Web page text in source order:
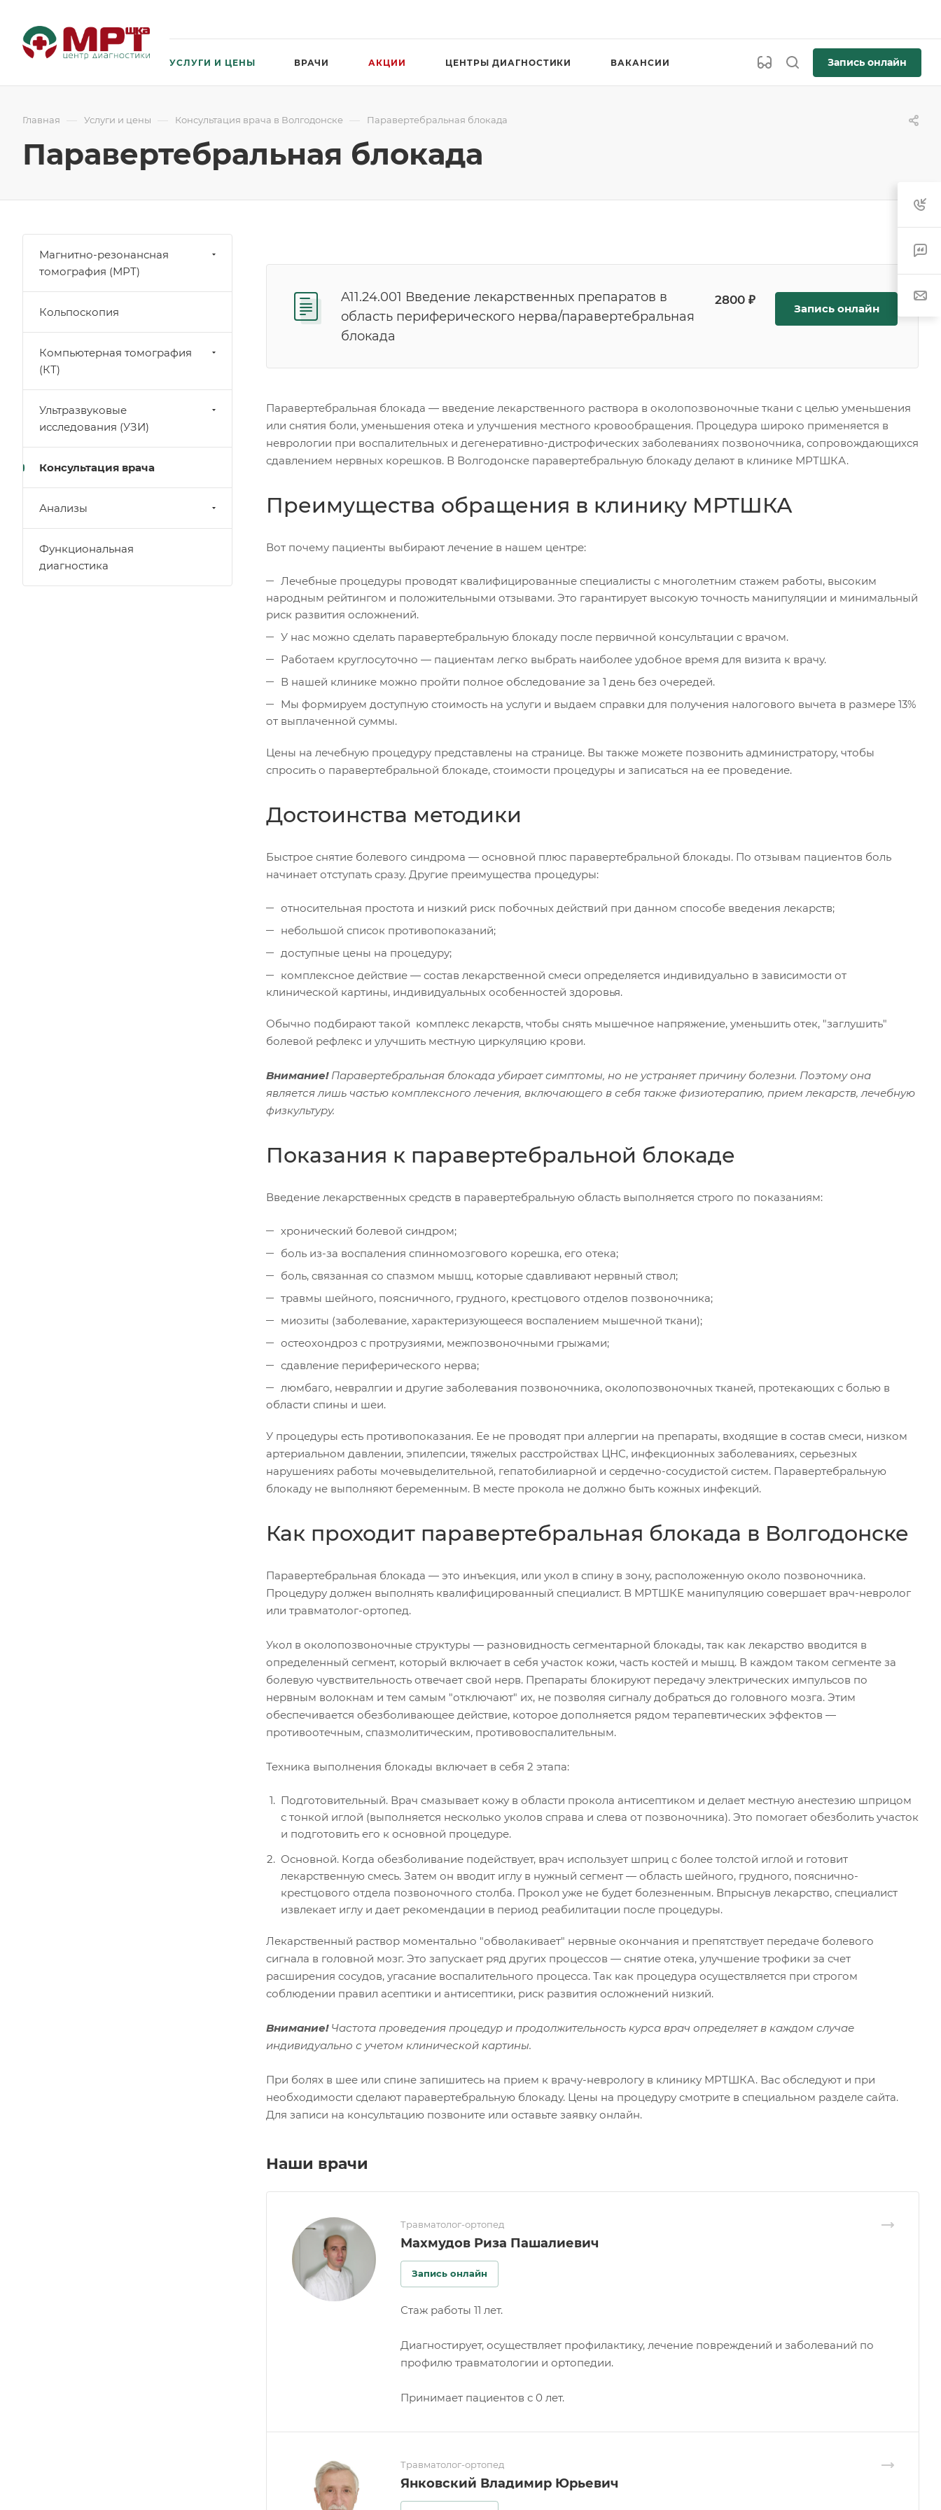
УСЛУГИ И ЦЕНЫ ВРАЧИ АКЦИИ ЦЕНТРЫ ДИАГНОСТИКИ ВАКАНСИИ Запись онлайн
Главная — Услуги и цены — Консультация врача в Волгодонске — Паравертебральная блокада
Паравертебральная блокада
A11.24.001 Введение лекарственных препаратов в
область периферического нерва/паравертебральная
блокада
2800 ₽
Запись онлайн
Паравертебральная блокада — введение лекарственного раствора в околопозвоночные ткани с целью уменьшения
или снятия боли, уменьшения отека и улучшения местного кровообращения. Процедура широко применяется в
неврологии при воспалительных и дегенеративно-дистрофических заболеваниях позвоночника, сопровождающихся
сдавлением нервных корешков. В Волгодонске паравертебральную блокаду делают в клинике МРТШКА.
Преимущества обращения в клинику МРТШКА
Вот почему пациенты выбирают лечение в нашем центре:
Лечебные процедуры проводят квалифицированные специалисты с многолетним стажем работы, высоким
народным рейтингом и положительными отзывами. Это гарантирует высокую точность манипуляции и минимальный
риск развития осложнений.
У нас можно сделать паравертебральную блокаду после первичной консультации с врачом.
Работаем круглосуточно — пациентам легко выбрать наиболее удобное время для визита к врачу.
В нашей клинике можно пройти полное обследование за 1 день без очередей.
Мы формируем доступную стоимость на услуги и выдаем справки для получения налогового вычета в размере 13%
от выплаченной суммы.
Цены на лечебную процедуру представлены на странице. Вы также можете позвонить администратору, чтобы
спросить о паравертебральной блокаде, стоимости процедуры и записаться на ее проведение.
Достоинства методики
Быстрое снятие болевого синдрома — основной плюс паравертебральной блокады. По отзывам пациентов боль
начинает отступать сразу. Другие преимущества процедуры:
относительная простота и низкий риск побочных действий при данном способе введения лекарств;
небольшой список противопоказаний;
доступные цены на процедуру;
комплексное действие — состав лекарственной смеси определяется индивидуально в зависимости от
клинической картины, индивидуальных особенностей здоровья.
Обычно подбирают такой комплекс лекарств, чтобы снять мышечное напряжение, уменьшить отек, "заглушить"
болевой рефлекс и улучшить местную циркуляцию крови.
Внимание!Паравертебральная блокада убирает симптомы, но не устраняет причину болезни. Поэтому она
является лишь частью комплексного лечения, включающего в себя также физиотерапию, прием лекарств, лечебную
физкультуру.
Показания к паравертебральной блокаде
Введение лекарственных средств в паравертебральную область выполняется строго по показаниям:
хронический болевой синдром;
боль из-за воспаления спинномозгового корешка, его отека;
боль, связанная со спазмом мышц, которые сдавливают нервный ствол;
травмы шейного, поясничного, грудного, крестцового отделов позвоночника;
миозиты (заболевание, характеризующееся воспалением мышечной ткани);
остеохондроз с протрузиями, межпозвоночными грыжами;
сдавление периферического нерва;
люмбаго, невралгии и другие заболевания позвоночника, околопозвоночных тканей, протекающих с болью в
области спины и шеи.
У процедуры есть противопоказания. Ее не проводят при аллергии на препараты, входящие в состав смеси, низком
артериальном давлении, эпилепсии, тяжелых расстройствах ЦНС, инфекционных заболеваниях, серьезных
нарушениях работы мочевыделительной, гепатобилиарной и сердечно-сосудистой систем. Паравертебральную
блокаду не выполняют беременным. В месте прокола не должно быть кожных инфекций.
Как проходит паравертебральная блокада в Волгодонске
Паравертебральная блокада — это инъекция, или укол в спину в зону, расположенную около позвоночника.
Процедуру должен выполнять квалифицированный специалист. В МРТШКЕ манипуляцию совершает врач-невролог
или травматолог-ортопед.
Укол в околопозвоночные структуры — разновидность сегментарной блокады, так как лекарство вводится в
определенный сегмент, который включает в себя участок кожи, часть костей и мышц. В каждом таком сегменте за
болевую чувствительность отвечает свой нерв. Препараты блокируют передачу электрических импульсов по
нервным волокнам и тем самым "отключают" их, не позволяя сигналу добраться до головного мозга. Этим
обеспечивается обезболивающее действие, которое дополняется рядом терапевтических эффектов —
противоотечным, спазмолитическим, противовоспалительным.
Техника выполнения блокады включает в себя 2 этапа:
Подготовительный. Врач смазывает кожу в области прокола антисептиком и делает местную анестезию шприцом
с тонкой иглой (выполняется несколько уколов справа и слева от позвоночника). Это помогает обезболить участок
и подготовить его к основной процедуре.
Основной. Когда обезболивание подействует, врач использует шприц с более толстой иглой и готовит
лекарственную смесь. Затем он вводит иглу в нужный сегмент — область шейного, грудного, пояснично-
крестцового отдела позвоночного столба. Прокол уже не будет болезненным. Впрыснув лекарство, специалист
извлекает иглу и дает рекомендации в период реабилитации после процедуры.
Лекарственный раствор моментально "обволакивает" нервные окончания и препятствует передаче болевого
сигнала в головной мозг. Это запускает ряд других процессов — снятие отека, улучшение трофики за счет
расширения сосудов, угасание воспалительного процесса. Так как процедура осуществляется при строгом
соблюдении правил асептики и антисептики, риск развития осложнений низкий.
Внимание!Частота проведения процедур и продолжительность курса врач определяет в каждом случае
индивидуально с учетом клинической картины.
При болях в шее или спине запишитесь на прием к врачу-неврологу в клинику МРТШКА. Вас обследуют и при
необходимости сделают паравертебральную блокаду. Цены на процедуру смотрите в специальном разделе сайта.
Для записи на консультацию позвоните или оставьте заявку онлайн.
Наши врачи
Травматолог-ортопед
Махмудов Риза Пашалиевич
Запись онлайн
Стаж работы 11 лет.
Диагностирует, осуществляет профилактику, лечение повреждений и заболеваний по
профилю травматологии и ортопедии.
Принимает пациентов с 0 лет.
Травматолог-ортопед
Янковский Владимир Юрьевич
Магнитно-резонансная
томография (МРТ)
Кольпоскопия
Компьютерная томография
(КТ)
Ультразвуковые
исследования (УЗИ)
Консультация врача
Анализы
Функциональная
диагностика